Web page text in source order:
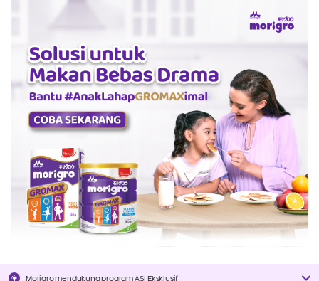
Morigro mendukung program ASI Eksklusif